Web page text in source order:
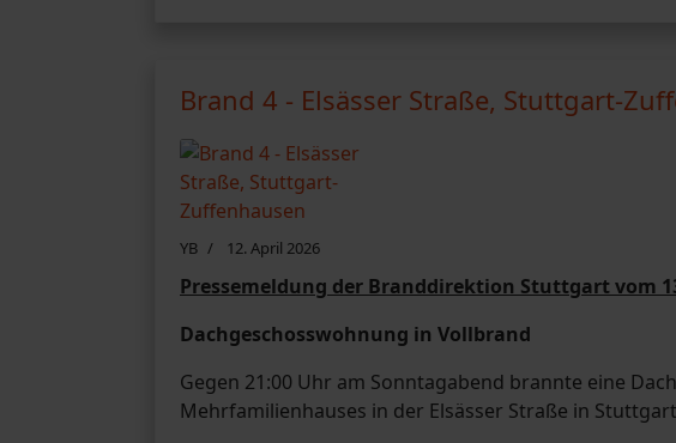
Brand 4 - Elsässer Straße, Stuttgart-
YB 12. April 2026
Pressemeldung der Branddirektion Stuttgart vom
Dachgeschosswohnung in Vollbrand
Gegen 21:00 Uhr am Sonntagabend brannte eine
Mehrfamilienhauses in der Elsässer Straße in